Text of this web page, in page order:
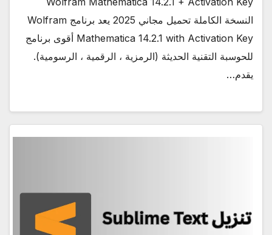
النسخة الكاملة تحميل مجاني 2025 يعد برنامج Wolfram
Mathematica 14.2.1 with Activation Key أقوى برنامج
للحوسبة التقنية الحديثة (الرمزية ، الرقمية ، الرسومية).
يقدم…